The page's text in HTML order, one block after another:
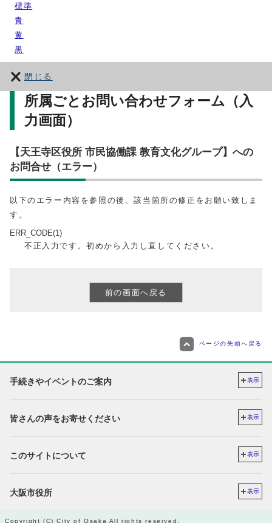
標準
青
黄
黒
閉じる
所属ごとお問い合わせフォーム（入
力画面）
【天王寺区役所 市民協働課 教育文化グループ】への
お問合せ（エラー）
以下のエラー内容を参照の後、該当箇所の修正をお願い致しま
す。
ERR_CODE(1)
不正入力です。初めから入力し直してください。
ページの先頭へ戻る
手続きやイベントのご案内 表示
皆さんの声をお寄せください 表示
このサイトについて 表示
大阪市役所 表示
Copyright (C) City of Osaka All rights reserved.